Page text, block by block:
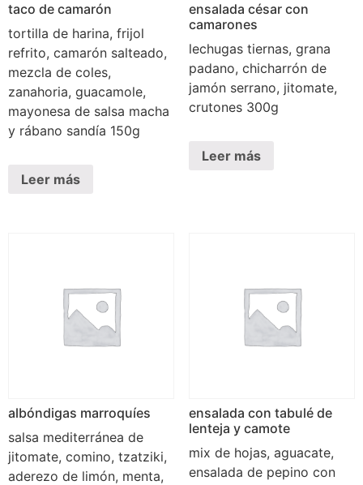
taco de camarón
tortilla de harina, frijol
refrito, camarón salteado,
mezcla de coles,
zanahoria, guacamole,
mayonesa de salsa macha
y rábano sandía 150g
Leer más
ensalada césar con
camarones
lechugas tiernas, grana
padano, chicharrón de
jamón serrano, jitomate,
crutones 300g
Leer más
albóndigas marroquíes
salsa mediterránea de
jitomate, comino, tzatziki,
aderezo de limón, menta,
ensalada con tabulé de
lenteja y camote
mix de hojas, aguacate,
ensalada de pepino con